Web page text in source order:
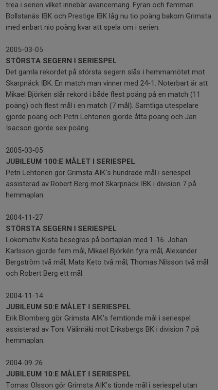
trea i serien vilket innebär avancemang. Fyran och femman
Bollstanäs IBK och Prestige IBK låg nu tio poäng bakom Grimsta
med enbart nio poäng kvar att spela om i serien.
2005-03-05
STÖRSTA SEGERN I SERIESPEL
Det gamla rekordet på största segern slås i hemmamötet mot
Skarpnäck IBK. En match man vinner med 24-1. Noterbart är att
Mikael Björkén slår rekord i både flest poäng på en match (11
poäng) och flest mål i en match (7 mål). Samtliga utespelare
gjorde poäng och Petri Lehtonen gjorde åtta poäng och Jan
Isacson gjorde sex poäng.
2005-03-05
JUBILEUM 100:E MÅLET I SERIESPEL
Petri Lehtonen gör Grimsta AIK's hundrade mål i seriespel
assisterad av Robert Berg mot Skarpnäck IBK i division 7 på
hemmaplan.
2004-11-27
STÖRSTA SEGERN I SERIESPEL
Lokomotiv Kista besegras på bortaplan med 1-16. Johan
Karlsson gjorde fem mål, Mikael Björkén fyra mål, Alexander
Bergström två mål, Mats Keto två mål, Thomas Nilsson två mål
och Robert Berg ett mål.
2004-11-14
JUBILEUM 50:E MÅLET I SERIESPEL
Erik Blomberg gör Grimsta AIK's femtionde mål i seriespel
assisterad av Toni Välimäki mot Eriksbergs BK i division 7 på
hemmaplan.
2004-09-26
JUBILEUM 10:E MÅLET I SERIESPEL
Tomas Olsson gör Grimsta AIK's tionde mål i seriespel utan